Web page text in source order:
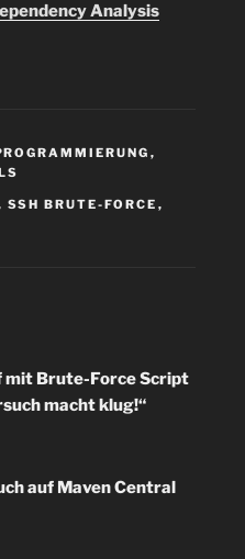
Analysis
,
SSH BRUTE-FORCE ,
mit Brute-Force Script
macht klug!“
auf Maven Central